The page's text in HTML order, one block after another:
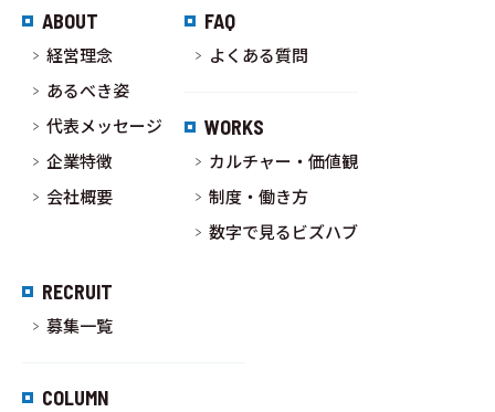
ABOUT
経営理念
あるべき姿
代表メッセージ
企業特徴
会社概要
FAQ
よくある質問
WORKS
カルチャー・価値観
制度・働き方
数字で見るビズハブ
RECRUIT
募集一覧
COLUMN